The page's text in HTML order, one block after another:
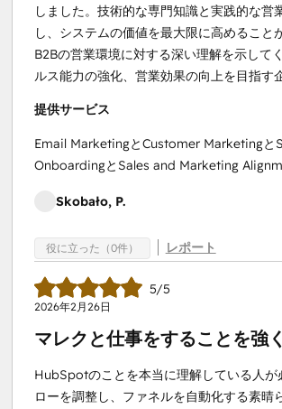
しました。技術的な専門知識と実践的な
し、システムの価値を最大限に高めるこ
B2Bの営業環境に対する深い理解を示し
ルス能力の強化、営業効果の向上を目指す
提供サービス
Email MarketingとCustomer Marketing
OnboardingとSales and Marketing
Skobało, P.
役に立った（0件） レポート
5/5
2026年2月26日
マレクと仕事をすることを強
HubSpotのことを本当に理解している人
ローを調整し、ファネルを自動化する素